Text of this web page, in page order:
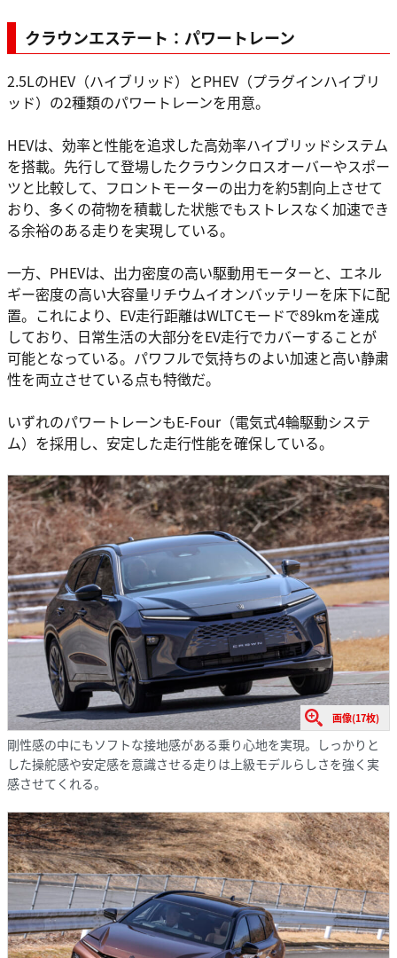
クラウンエステート：パワートレーン
2.5LのHEV（ハイブリッド）とPHEV（プラグインハイブリ
ッド）の2種類のパワートレーンを用意。
HEVは、効率と性能を追求した高効率ハイブリッドシステム
を搭載。先行して登場したクラウンクロスオーバーやスポー
ツと比較して、フロントモーターの出力を約5割向上させて
おり、多くの荷物を積載した状態でもストレスなく加速でき
る余裕のある走りを実現している。
一方、PHEVは、出力密度の高い駆動用モーターと、エネル
ギー密度の高い大容量リチウムイオンバッテリーを床下に配
置。これにより、EV走行距離はWLTCモードで89kmを達成
しており、日常生活の大部分をEV走行でカバーすることが
可能となっている。パワフルで気持ちのよい加速と高い静粛
性を両立させている点も特徴だ。
いずれのパワートレーンもE-Four（電気式4輪駆動システ
ム）を採用し、安定した走行性能を確保している。
画像(17枚)
剛性感の中にもソフトな接地感がある乗り心地を実現。しっかりと
した操舵感や安定感を意識させる走りは上級モデルらしさを強く実
感させてくれる。